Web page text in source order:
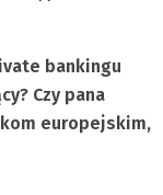
bankingu
Czy pana
europejskim,